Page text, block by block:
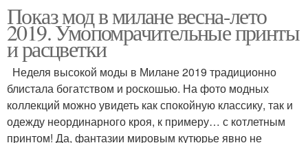
Показ мод в милане весна-лето
2019. Умопомрачительные принты
и расцветки
Неделя высокой моды в Милане 2019 традиционно
блистала богатством и роскошью. На фото модных
коллекций можно увидеть как спокойную классику, так и
одежду неординарного кроя, к примеру… с котлетным
принтом! Да, фантазии мировым кутюрье явно не